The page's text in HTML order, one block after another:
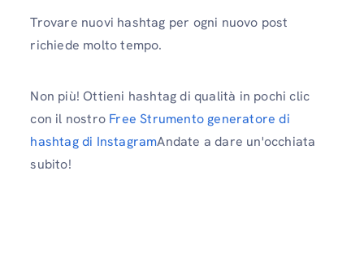
Trovare nuovi hashtag per ogni nuovo post
richiede molto tempo.
Non più! Ottieni hashtag di qualità in pochi clic
con il nostro Free Strumento generatore di
hashtag di InstagramAndate a dare un'occhiata
subito!